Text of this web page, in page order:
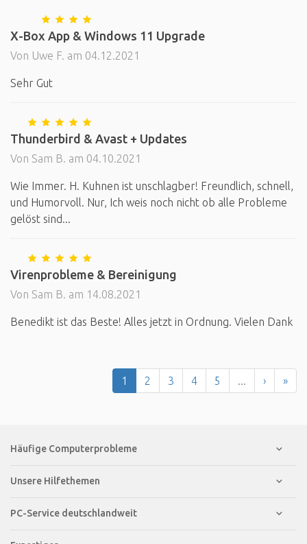
X-Box App & Windows 11 Upgrade
Von Uwe F. am 04.12.2021
Sehr Gut
Thunderbird & Avast + Updates
Von Sam B. am 04.10.2021
Wie Immer. H. Kuhnen ist unschlagber! Freundlich, schnell,
und Humorvoll. Nur, Ich weis noch nicht ob alle Probleme
gelöst sind...
Virenprobleme & Bereinigung
Von Sam B. am 14.08.2021
Benedikt ist das Beste! Alles jetzt in Ordnung. Vielen Dank
1 2 3 4 5 ... › »
Häufige Computerprobleme
Unsere Hilfethemen
PC-Service deutschlandweit